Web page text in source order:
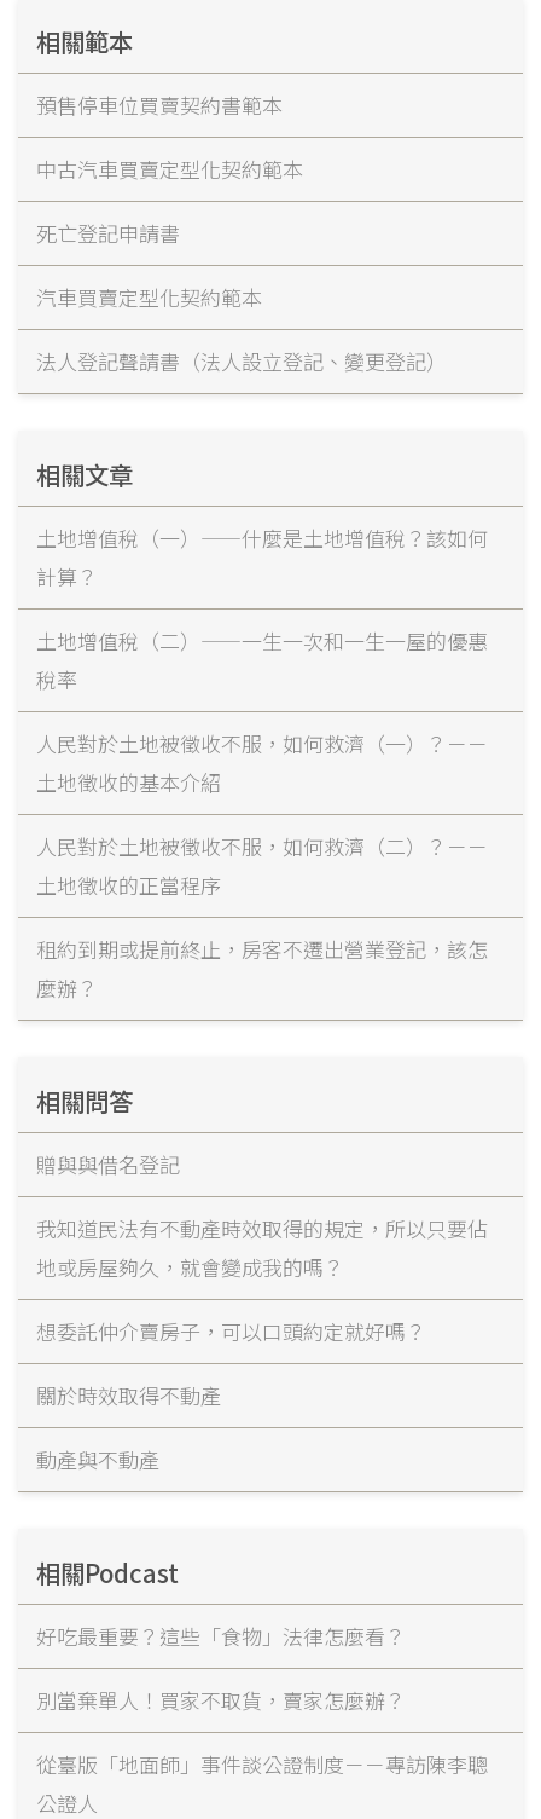
相關範本
預售停車位買賣契約書範本
中古汽車買賣定型化契約範本
死亡登記申請書
汽車買賣定型化契約範本
法人登記聲請書（法人設立登記、變更登記）
相關文章
土地增值稅（一）——什麼是土地增值稅？該如何
計算？
土地增值稅（二）——一生一次和一生一屋的優惠
稅率
人民對於土地被徵收不服，如何救濟（一）？－－
土地徵收的基本介紹
人民對於土地被徵收不服，如何救濟（二）？－－
土地徵收的正當程序
租約到期或提前終止，房客不遷出營業登記，該怎
麼辦？
相關問答
贈與與借名登記
我知道民法有不動產時效取得的規定，所以只要佔
地或房屋夠久，就會變成我的嗎？
想委託仲介賣房子，可以口頭約定就好嗎？
關於時效取得不動產
動產與不動產
相關Podcast
好吃最重要？這些「食物」法律怎麼看？
別當棄單人！買家不取貨，賣家怎麼辦？
從臺版「地面師」事件談公證制度－－專訪陳李聰
公證人